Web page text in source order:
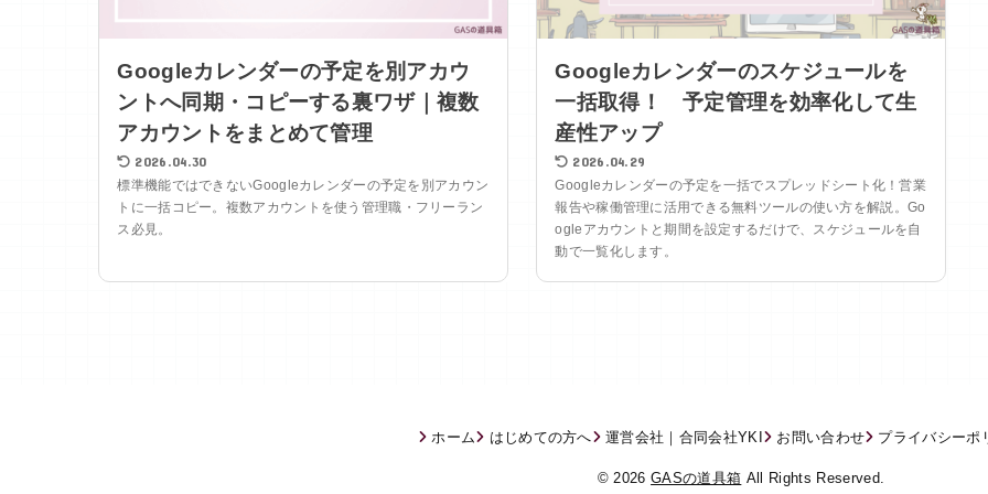
Googleカレンダーの予定を別アカウ
ントへ同期・コピーする裏ワザ｜複数
アカウントをまとめて管理
2026.04.30
標準機能ではできないGoogleカレンダーの予定を別アカウン
トに一括コピー。複数アカウントを使う管理職・フリーラン
ス必見。
Googleカレンダーのスケジュールを
一括取得！ 予定管理を効率化して生
産性アップ
2026.04.29
Googleカレンダーの予定を一括でスプレッドシート化！営業
報告や稼働管理に活用できる無料ツールの使い方を解説。Go
ogleアカウントと期間を設定するだけで、スケジュールを自
動で一覧化します。
ホーム はじめての方へ 運営会社｜合同会社YKI お問い合わせ プライバシーポ
© 2026GASの道具箱 All Rights Reserved.